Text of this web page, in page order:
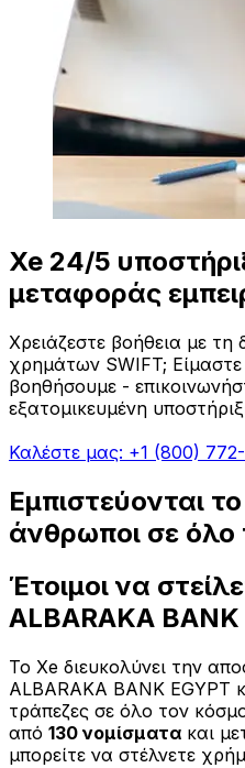
Xe 24/5
μεταφοράς
Χρειάζεστε βοήθεια με τη
χρημάτων SWIFT;
βοηθήσουμε -
εξατομικευμένη
Καλέστε μας: +1 (800)
Εμπιστεύονται
άνθρωποι σε όλο
Έτοιμοι να
ALBARAKA BANK
Το Xe διευκολύνει την
ALBARAKA BANK EGYPT
τράπεζες σε όλο τον
από 130 νομίσματα και
μπορείτε να στέλνετε